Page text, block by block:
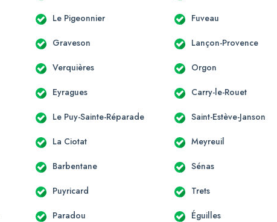
Le Pigeonnier Fuveau
Graveson Lançon-Provence
Verquières Orgon
Eyragues Carry-le-Rouet
Le Puy-Sainte-Réparade Saint-Estève-Janson
La Ciotat Meyreuil
Barbentane Sénas
Puyricard Trets
Paradou Éguilles